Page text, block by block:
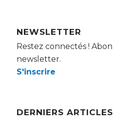
NEWSLETTER
Restez connectés !
newsletter.
S'inscrire
DERNIERS ARTICLES